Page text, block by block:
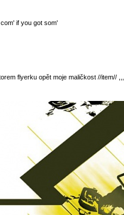
com' if you got som'
flyerku opět moje maličkost //item//